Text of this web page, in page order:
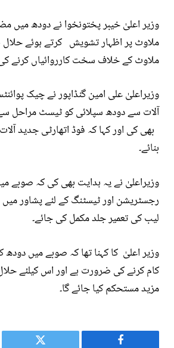
وزیر اعلیٰ خیبر پختونخوا نے دودھ میں
ملاوٹ پر اظہار تشویش کرتے ہوئے حلال
ملاوٹ کے خلاف سخت کارروائیاں کرنے
وزیراعلیٰ علی امین گنڈاپور نے چیک
آلات سے دودھ سپلائی کو ٹیسٹ مراحل
بھی کی اور کہا کہ فوڈ اتھارٹی جدید
بنائے۔
وزیراعلیٰ نے یہ ہدایت بھی کی کہ صوبے
رجسٹریشن اور ٹیسٹنگ کے لئے پشاور میں
لیب کی تعمیر جلد مکمل کی جائے۔
وزیر اعلیٰ کا کہنا تھا کہ صوبے میں دودھ
کام کرنے کی ضرورت ہے اور اس کیلئے
مزید مستحکم کیا جائے گا۔